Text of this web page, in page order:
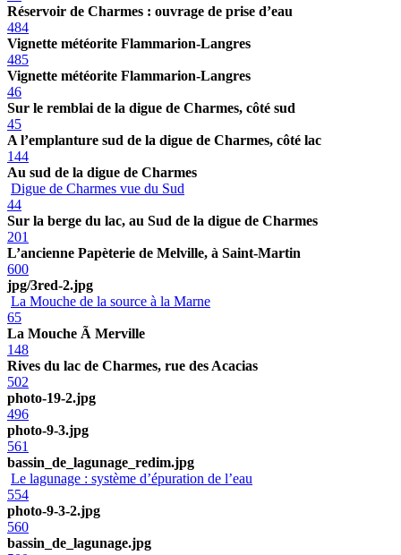
Réservoir de Charmes : ouvrage de prise d’eau
484
Vignette météorite Flammarion-Langres
485
Vignette météorite Flammarion-Langres
46
Sur le remblai de la digue de Charmes, côté sud
45
A l’emplanture sud de la digue de Charmes, côté lac
144
Au sud de la digue de Charmes
Digue de Charmes vue du Sud
44
Sur la berge du lac, au Sud de la digue de Charmes
201
L’ancienne Papèterie de Melville, à Saint-Martin
600
jpg/3red-2.jpg
La Mouche de la source à la Marne
65
La Mouche Ã Merville
148
Rives du lac de Charmes, rue des Acacias
502
photo-19-2.jpg
496
photo-9-3.jpg
561
bassin_de_lagunage_redim.jpg
Le lagunage : système d’épuration de l’eau
554
photo-9-3-2.jpg
560
bassin_de_lagunage.jpg